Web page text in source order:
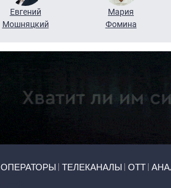
Евгений
Мошняцкий
Мария
Фомина
ОПЕРАТОРЫ ТЕЛЕКАНАЛЫ ОТТ